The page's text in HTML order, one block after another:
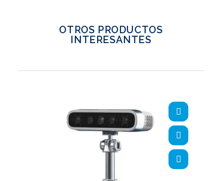
OTROS PRODUCTOS
INTERESANTES